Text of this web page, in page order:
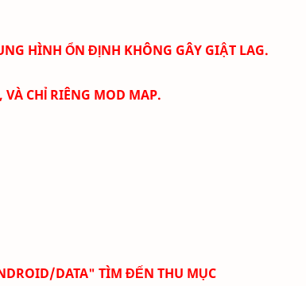
HÌNH ỔN ĐỊNH KHÔNG GÂY GIẬT LAG.
CHỈ RIÊNG MOD MAP.
DATA" TÌM ĐẾN THU MỤC